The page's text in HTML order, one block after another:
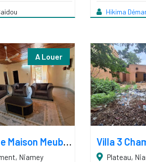
Hikima
A Louer
Très Belle Maison Meublée, 2 Chambres, Climatiseur
Niamey Plateau,